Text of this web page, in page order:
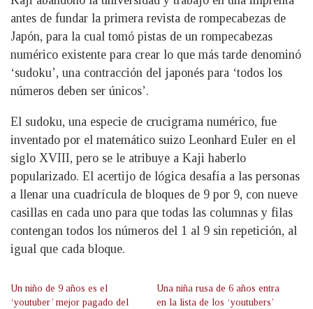
antes de fundar la primera revista de rompecabezas de
Japón, para la cual tomó pistas de un rompecabezas
numérico existente para crear lo que más tarde denominó
‘sudoku’, una contracción del japonés para ‘todos los
números deben ser únicos’.
El sudoku, una especie de crucigrama numérico, fue
inventado por el matemático suizo Leonhard Euler en el
siglo XVIII, pero se le atribuye a Kaji haberlo
popularizado. El acertijo de lógica desafía a las personas
a llenar una cuadrícula de bloques de 9 por 9, con nueve
casillas en cada uno para que todas las columnas y filas
contengan todos los números del 1 al 9 sin repetición, al
igual que cada bloque.
Un niño de 9 años es el
‘youtuber’ mejor pagado del
Una niña rusa de 6 años entra
en la lista de los ‘youtubers’